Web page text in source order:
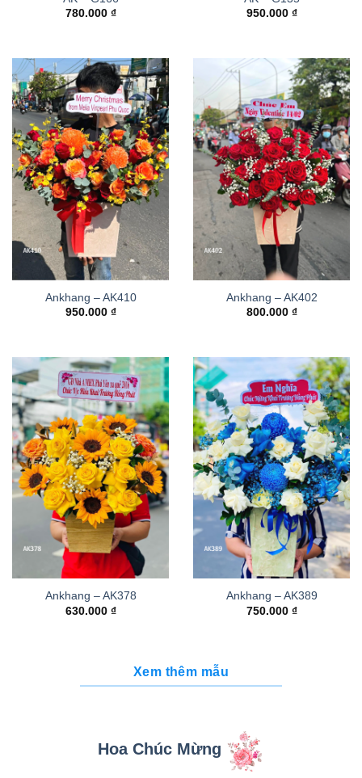
780.000 ₫
950.000 ₫
Ankhang – AK410
950.000 ₫
Ankhang – AK402
800.000 ₫
Ankhang – AK378
630.000 ₫
Ankhang – AK389
750.000 ₫
Xem thêm mẫu
Hoa Chúc Mừng